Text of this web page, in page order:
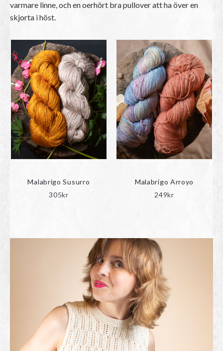
varmare linne, och en oerhört bra pullover att ha över en
skjorta i höst.
Malabrigo Susurro
305kr
Malabrigo Arroyo
249kr